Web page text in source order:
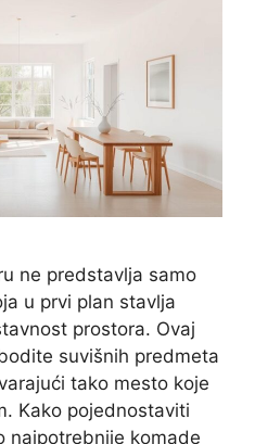
ne predstavlja samo
u prvi plan stavlja
prostora. Ovaj
suvišnih predmeta
tako mesto koje
Kako pojednostaviti
najpotrebnije komade